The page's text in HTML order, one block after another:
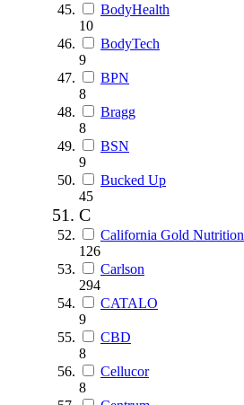
BodyHealth
10
BodyTech
9
BPN
8
Bragg
8
BSN
9
Bucked Up
45
C
California Gold Nutrition
126
Carlson
294
CATALO
9
CBD
8
Cellucor
8